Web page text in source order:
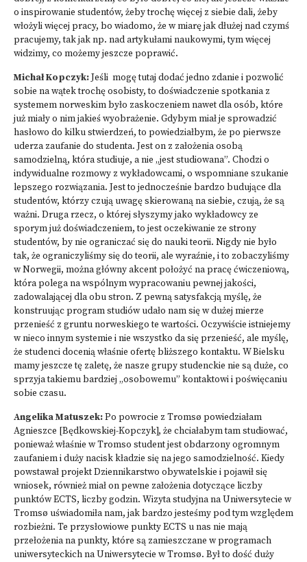
o inspirowanie studentów, żeby trochę więcej z siebie dali, żeby
włożyli więcej pracy, bo wiadomo, że w miarę jak dłużej nad czymś
pracujemy, tak jak np. nad artykułami naukowymi, tym więcej
widzimy, co możemy jeszcze poprawić.
Michał Kopczyk:Jeśli mogę tutaj dodać jedno zdanie i pozwolić
sobie na wątek trochę osobisty, to doświadczenie spotkania z
systemem norweskim było zaskoczeniem nawet dla osób, które
już miały o nim jakieś wyobrażenie. Gdybym miał je sprowadzić
hasłowo do kilku stwierdzeń, to powiedziałbym, że po pierwsze
uderza zaufanie do studenta. Jest on z założenia osobą
samodzielną, która studiuje, a nie „jest studiowana”. Chodzi o
indywidualne rozmowy z wykładowcami, o wspomniane szukanie
lepszego rozwiązania. Jest to jednocześnie bardzo budujące dla
studentów, którzy czują uwagę skierowaną na siebie, czują, że są
ważni. Druga rzecz, o której słyszymy jako wykładowcy ze
sporym już doświadczeniem, to jest oczekiwanie ze strony
studentów, by nie ograniczać się do nauki teorii. Nigdy nie było
tak, że ograniczyliśmy się do teorii, ale wyraźnie, i to zobaczyliśmy
w Norwegii, można główny akcent położyć na pracę ćwiczeniową,
która polega na wspólnym wypracowaniu pewnej jakości,
zadowalającej dla obu stron. Z pewną satysfakcją myślę, że
konstruując program studiów udało nam się w dużej mierze
przenieść z gruntu norweskiego te wartości. Oczywiście istniejemy
w nieco innym systemie i nie wszystko da się przenieść, ale myślę,
że studenci docenią właśnie ofertę bliższego kontaktu. W Bielsku
mamy jeszcze tę zaletę, że nasze grupy studenckie nie są duże, co
sprzyja takiemu bardziej „osobowemu” kontaktowi i poświęcaniu
sobie czasu.
Angelika Matuszek:Po powrocie z Tromsø powiedziałam
Agnieszce [Będkowskiej-Kopczyk], że chciałabym tam studiować,
ponieważ właśnie w Tromso student jest obdarzony ogromnym
zaufaniem i duży nacisk kładzie się na jego samodzielność. Kiedy
powstawał projekt Dziennikarstwo obywatelskie i pojawił się
wniosek, również miał on pewne założenia dotyczące liczby
punktów ECTS, liczby godzin. Wizyta studyjna na Uniwersytecie w
Tromsø uświadomiła nam, jak bardzo jesteśmy pod tym względem
rozbieżni. Te przysłowiowe punkty ECTS u nas nie mają
przełożenia na punkty, które są zamieszczane w programach
uniwersyteckich na Uniwersytecie w Tromsø. Był to dość duży